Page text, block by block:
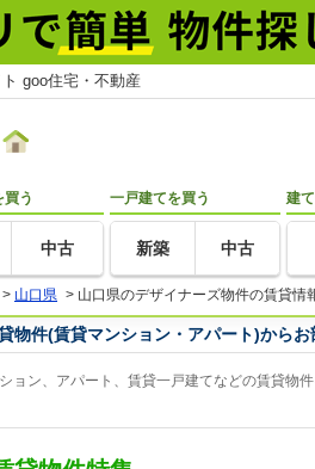
goo住宅・不動産
買う
中古
一戸建てを買う
新築 中古
建
> 山口県 > 山口県のデザイナーズ物件の賃貸情
物件(賃貸マンション・アパート)からお
ョン、アパート、賃貸一戸建てなどの賃貸物